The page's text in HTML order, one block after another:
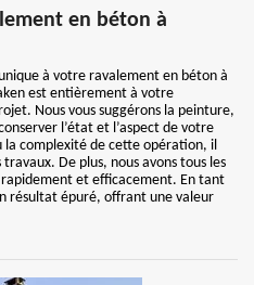
en béton à
à votre ravalement en béton à
est entièrement à votre
Nous vous suggérons la peinture,
l’état et l’aspect de votre
complexité de cette opération, il
De plus, nous avons tous les
et efficacement. En tant
résultat épuré, offrant une valeur